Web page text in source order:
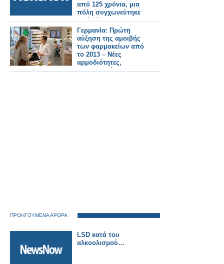
από 125 χρόνια, μια
πόλη συγχωνεύτηκε
από κάτω του.
Γερμανία: Πρώτη
αύξηση της αμοιβής
των φαρμακείων από
το 2013 – Νέες
αρμοδιότητες,
τηλεϊατρική και
ΠΡΟΗΓΟΥΜΕΝΑ ΑΡΘΡΑ
LSD κατά του
αλκοολισμού…